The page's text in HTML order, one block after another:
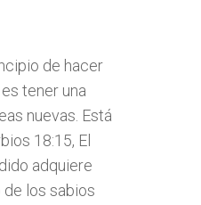
de hacer
tener una
nuevas. Está
18:15, El
adquiere
de los sabios